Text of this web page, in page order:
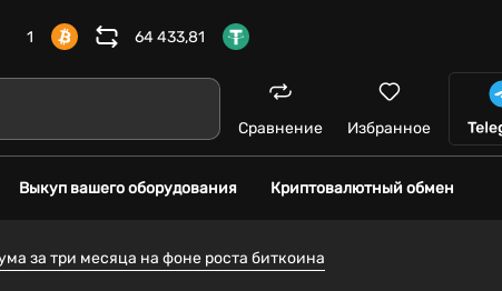
1 64 433,81
Сравнение Избранное
Выкуп вашего оборудования Криптовалютный обмен
за три месяца на фоне роста биткоина